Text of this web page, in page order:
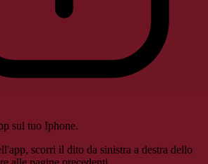
sul tuo Iphone.
scorri il dito da sinistra a destra dello